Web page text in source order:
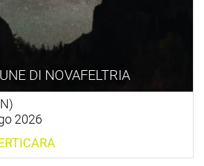
DI NOVAFELTRIA
2026